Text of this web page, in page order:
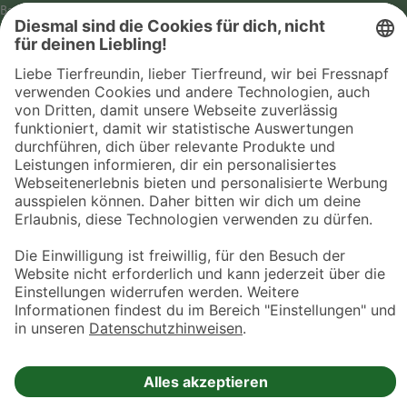
© 2026 Fressnapf Tiernahrungs GmbH
Westpreußenstraße 32-38
47809 Krefeld
Barrierefreiheit
Impressum
Datenschutz­hinweise
Cookies
AGB
Entdecke Fressnapf
Tierversicherung
GPS-Tracker
Fressnapf Salon
Online-Shop